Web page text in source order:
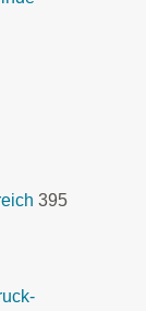
395